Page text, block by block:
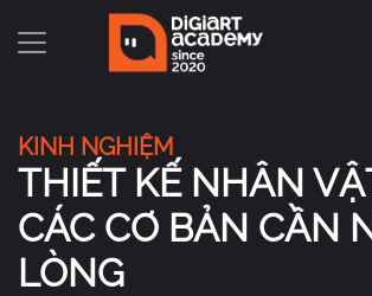
KINH NGHIỆM
THIẾT KẾ NHÂN
CÁC CƠ BẢN CẦN
LÒNG